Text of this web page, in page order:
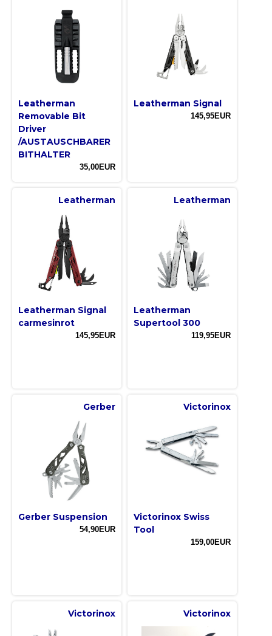
Leatherman
Removable Bit
Driver
/AUSTAUSCHBARER
BITHALTER
35,00EUR
Leatherman Signal
145,95EUR
Leatherman
Leatherman Signal
carmesinrot
145,95EUR
Leatherman
Leatherman
Supertool 300
119,95EUR
Gerber
Gerber Suspension
54,90EUR
Victorinox
Victorinox Swiss
Tool
159,00EUR
Victorinox Victorinox